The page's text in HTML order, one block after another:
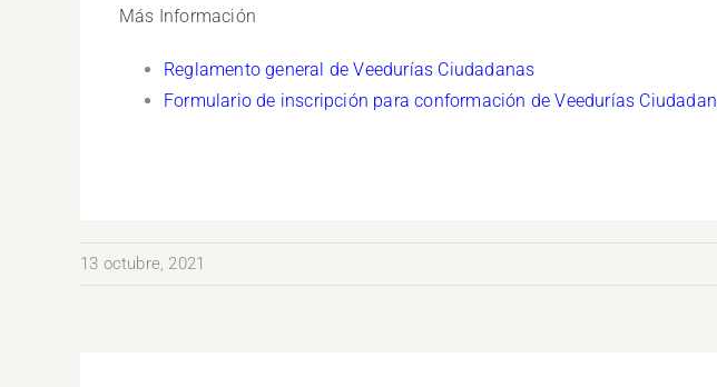
Más Información
Reglamento general de Veedurías Ciudadanas
Formulario de inscripción para conformación de Veedurías
13 octubre, 2021